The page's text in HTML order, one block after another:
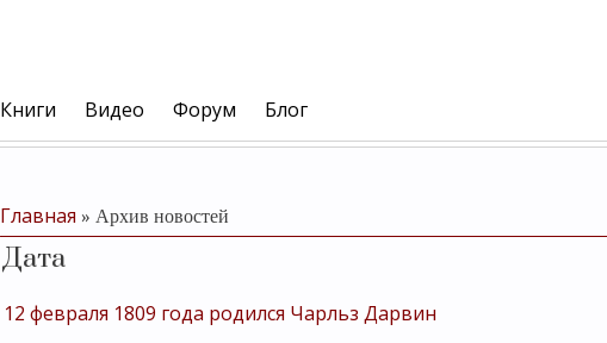
Книги Видео Форум Блог
Главная » Архив новостей
Дата
12 февраля 1809 года родился Чарльз Дарвин